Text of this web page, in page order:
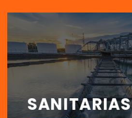
SANITARIAS